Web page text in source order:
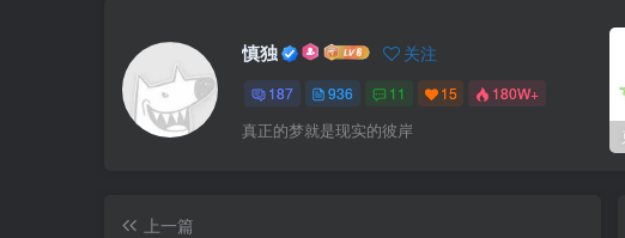
慎独 关注
187 936 11 15 180W+
真正的梦就是现实的彼岸
上一篇